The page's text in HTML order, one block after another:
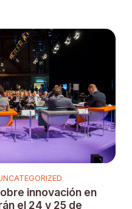
innovación en
el 24 y 25 de